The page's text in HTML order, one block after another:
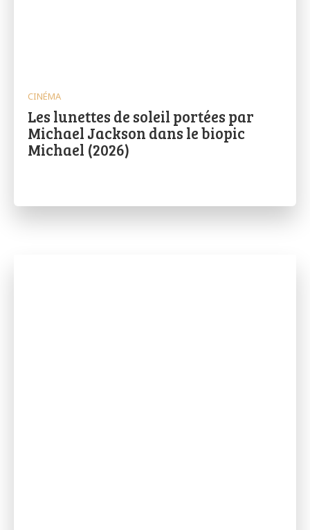
CINÉMA
Les lunettes de soleil portées par
Michael Jackson dans le biopic
Michael (2026)